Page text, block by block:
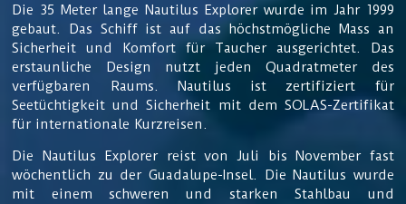
Die 35 Meter lange Nautilus Explorer wurde im Jahr 1999
gebaut. Das Schiff ist auf das höchstmögliche Mass an
Sicherheit und Komfort für Taucher ausgerichtet. Das
erstaunliche Design nutzt jeden Quadratmeter des
verfügbaren Raums. Nautilus ist zertifiziert für
Seetüchtigkeit und Sicherheit mit dem SOLAS-Zertifikat
für internationale Kurzreisen.
Die Nautilus Explorer reist von Juli bis November fast
wöchentlich zu der Guadalupe-Insel. Die Nautilus wurde
mit einem schweren und starken Stahlbau und